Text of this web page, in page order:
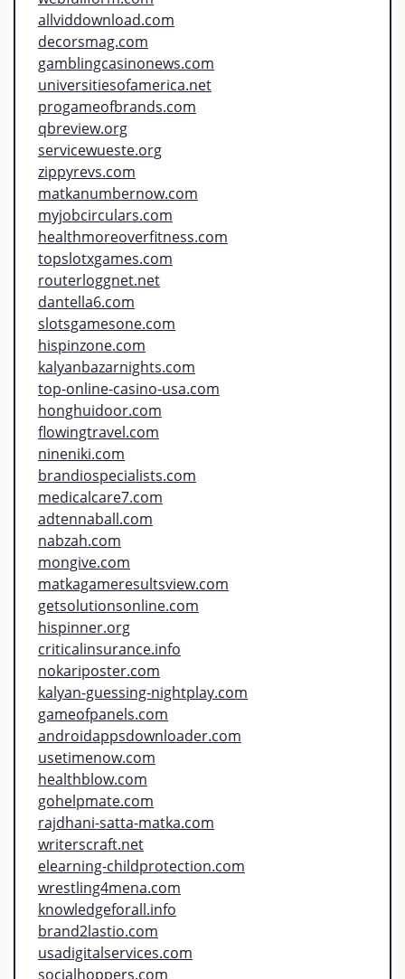
allviddownload.com
decorsmag.com
gamblingcasinonews.com
universitiesofamerica.net
progameofbrands.com
qbreview.org
servicewueste.org
zippyrevs.com
matkanumbernow.com
myjobcirculars.com
healthmoreoverfitness.com
topslotxgames.com
routerloggnet.net
dantella6.com
slotsgamesone.com
hispinzone.com
kalyanbazarnights.com
top-online-casino-usa.com
honghuidoor.com
flowingtravel.com
nineniki.com
brandiospecialists.com
medicalcare7.com
adtennaball.com
nabzah.com
mongive.com
matkagameresultsview.com
getsolutionsonline.com
hispinner.org
criticalinsurance.info
nokariposter.com
kalyan-guessing-nightplay.com
gameofpanels.com
androidappsdownloader.com
usetimenow.com
healthblow.com
gohelpmate.com
rajdhani-satta-matka.com
writerscraft.net
elearning-childprotection.com
wrestling4mena.com
knowledgeforall.info
brand2lastio.com
usadigitalservices.com
socialhoppers.com